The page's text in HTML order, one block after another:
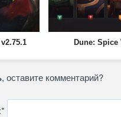
Dune: Spice
, оставите комментарий?
*